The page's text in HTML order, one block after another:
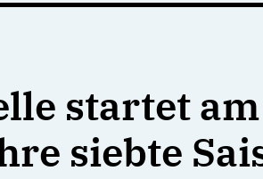
startet am
siebte